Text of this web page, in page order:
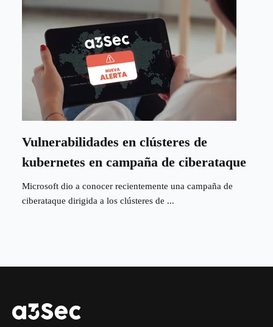
Vulnerabilidades en clústeres de
kubernetes en campaña de ciberataque
Microsoft dio a conocer recientemente una campaña de
ciberataque dirigida a los clústeres de ...